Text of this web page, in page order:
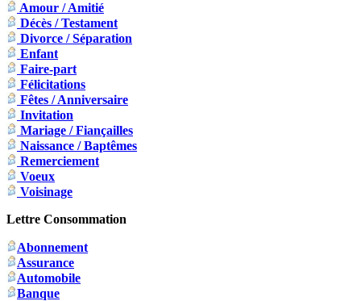
Amour / Amitié
Décès / Testament
Divorce / Séparation
Enfant
Faire-part
Félicitations
Fêtes / Anniversaire
Invitation
Mariage / Fiançailles
Naissance / Baptêmes
Remerciement
Voeux
Voisinage
Lettre Consommation
Abonnement
Assurance
Automobile
Banque